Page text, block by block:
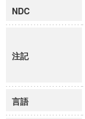
NDC
注記
言語